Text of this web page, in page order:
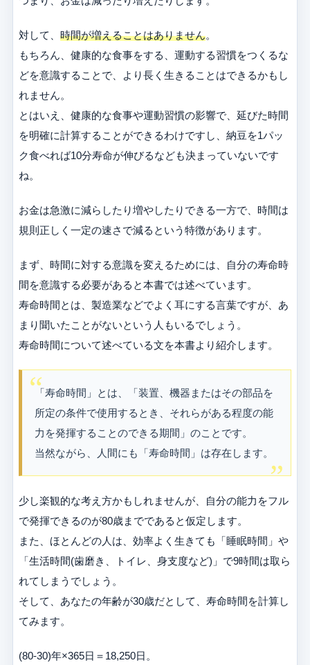
対して、 時間が増えることはありません。
もちろん、健康的な食事をする、運動する習慣をつくるな
どを意識することで、より長く生きることはできるかもし
れません。
とはいえ、健康的な食事や運動習慣の影響で、延びた時間
を明確に計算することができるわけですし、納豆を1パッ
ク食べれば10分寿命が伸びるなども決まっていないです
ね。
お金は急激に減らしたり増やしたりできる一方で、時間は
規則正しく一定の速さで減るという特徴があります。
まず、時間に対する意識を変えるためには、自分の寿命時
間を意識する必要があると本書では述べています。
寿命時間とは、製造業などでよく耳にする言葉ですが、あ
まり聞いたことがないという人もいるでしょう。
寿命時間について述べている文を本書より紹介します。
「寿命時間」とは、「装置、機器またはその部品を
所定の条件で使用するとき、それらがある程度の能
力を発揮することのできる期間」のことです。
当然ながら、人間にも「寿命時間」は存在します。
少し楽観的な考え方かもしれませんが、自分の能力をフル
で発揮できるのが80歳までであると仮定します。
また、ほとんどの人は、効率よく生きても「睡眠時間」や
「生活時間(歯磨き、トイレ、身支度など)」で9時間は取ら
れてしまうでしょう。
そして、あなたの年齢が30歳だとして、寿命時間を計算し
てみます。
(80-30)年×365日＝18,250日。